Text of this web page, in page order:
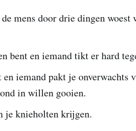
mens door drie dingen woest
bent en iemand tikt er hard
iemand pakt je onverwachts
in willen gooien.
je knieholten krijgen.